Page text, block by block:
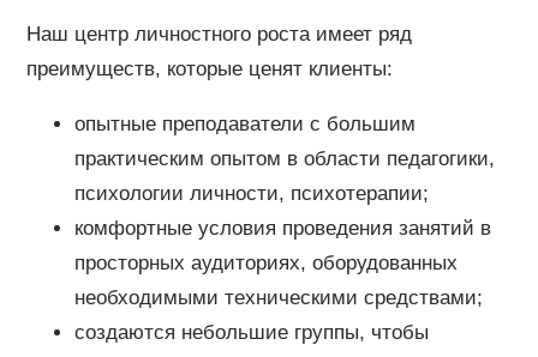
Наш центр личностного роста имеет ряд
преимуществ, которые ценят клиенты:
опытные преподаватели с большим
практическим опытом в области педагогики,
психологии личности, психотерапии;
комфортные условия проведения занятий в
просторных аудиториях, оборудованных
необходимыми техническими средствами;
создаются небольшие группы, чтобы